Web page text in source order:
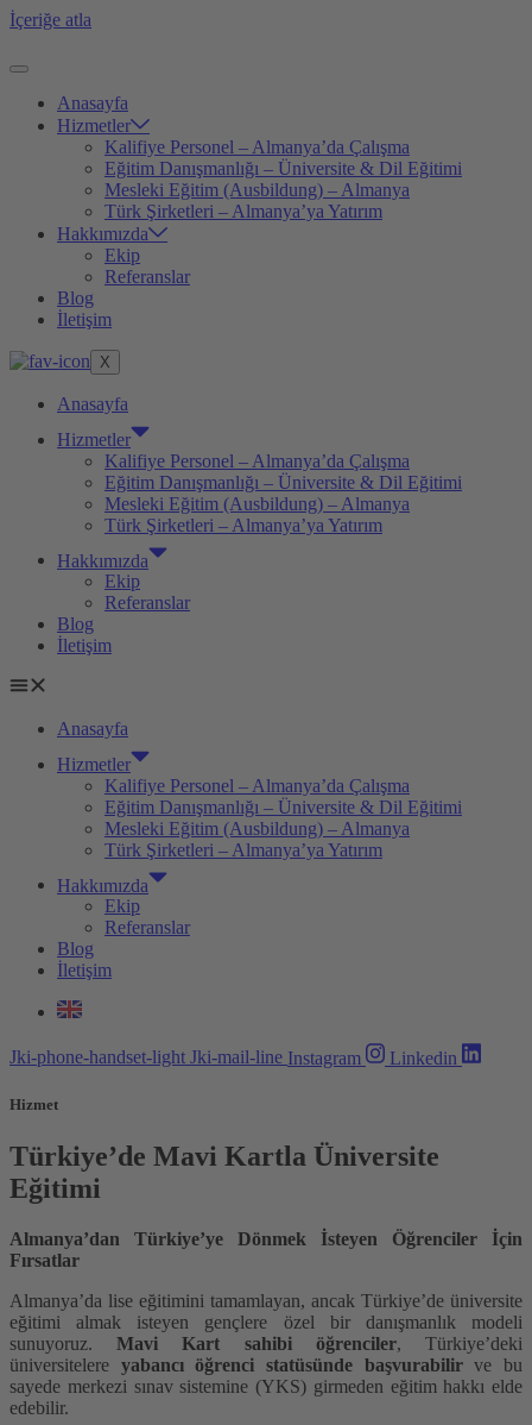
İçeriğe atla
Anasayfa
Hizmetler
Kalifiye Personel – Almanya’da Çalışma
Eğitim Danışmanlığı – Üniversite & Dil Eğitimi
Mesleki Eğitim (Ausbildung) – Almanya
Türk Şirketleri – Almanya’ya Yatırım
Hakkımızda
Ekip
Referanslar
Blog
İletişim
X
Anasayfa
Hizmetler
Kalifiye Personel – Almanya’da Çalışma
Eğitim Danışmanlığı – Üniversite & Dil Eğitimi
Mesleki Eğitim (Ausbildung) – Almanya
Türk Şirketleri – Almanya’ya Yatırım
Hakkımızda
Ekip
Referanslar
Blog
İletişim
Anasayfa
Hizmetler
Kalifiye Personel – Almanya’da Çalışma
Eğitim Danışmanlığı – Üniversite & Dil Eğitimi
Mesleki Eğitim (Ausbildung) – Almanya
Türk Şirketleri – Almanya’ya Yatırım
Hakkımızda
Ekip
Referanslar
Blog
İletişim
Jki-phone-handset-light Jki-mail-line Instagram Linkedin
Hizmet
Türkiye’de Mavi Kartla Üniversite
Eğitimi
Almanya’dan Türkiye’ye Dönmek İsteyen Öğrenciler İçin
Fırsatlar
Almanya’da lise eğitimini tamamlayan, ancak Türkiye’de üniversite
eğitimi almak isteyen gençlere özel bir danışmanlık modeli
sunuyoruz.Mavi Kart sahibi öğrenciler, Türkiye’deki
üniversitelere yabancı öğrenci statüsünde başvurabilirve bu
sayede merkezi sınav sistemine (YKS) girmeden eğitim hakkı elde
edebilir.